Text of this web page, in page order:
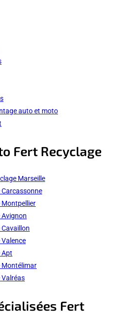
auto et moto
Fert Recyclage
Marseille
Carcassonne
Montpellier
Avignon
Apt
Montélimar
Valréas
Fert